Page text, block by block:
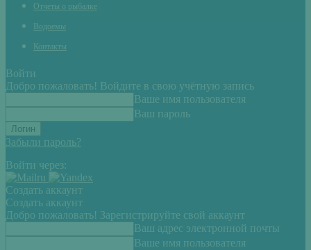
Отчеты о рыбалке
Водоемы
Контакты
Войти
Добро пожаловать! Войдите в свою учётную запись
Ваше имя пользователя
Ваш пароль
Забыли пароль?
Войти через:
Создать аккаунт
Создать аккаунт
Добро пожаловать! Зарегистрируйте свой аккаунт
Ваш адрес электронной почты
Ваше имя пользователя